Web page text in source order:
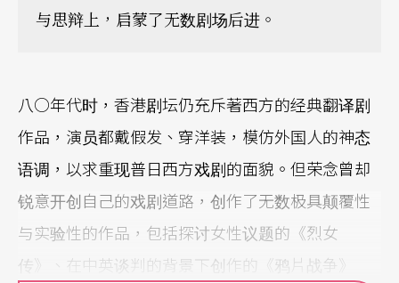
与思辩上，启蒙了无数剧场后进。
八○年代时，香港剧坛仍充斥著西方的经典翻译剧
作品，演员都戴假发、穿洋装，模仿外国人的神态
语调，以求重现普日西方戏剧的面貌。但荣念曾却
锐意开创自己的戏剧道路，创作了无数极具颠覆性
与实验性的作品，包括探讨女性议题的《烈女
传》、在中英谈判的背景下创作的《鸦片战争》